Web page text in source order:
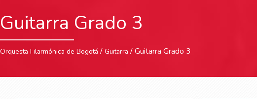
Guitarra Grado 3
Orquesta Filarmónica de Bogotá / Guitarra / Guitarra Grado 3